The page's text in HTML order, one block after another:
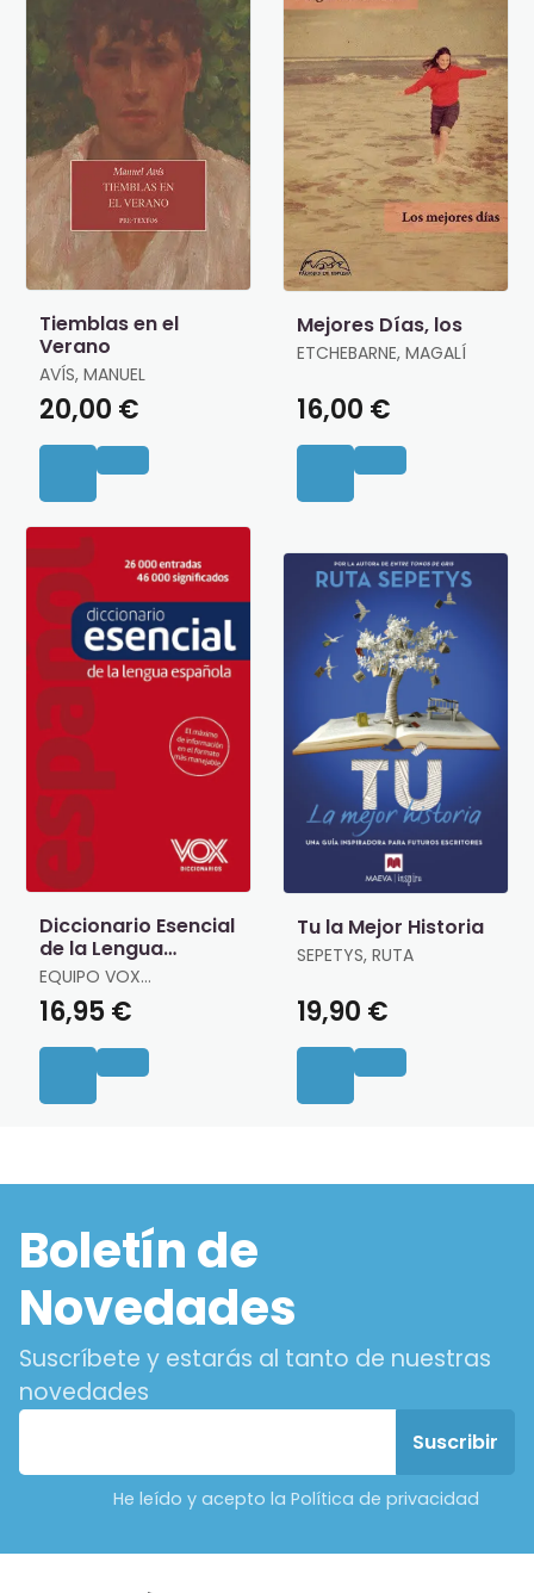
Tiemblas en el
Verano
AVÍS, MANUEL
20,00 €
Mejores Días, los
ETCHEBARNE, MAGALÍ
16,00 €
Diccionario Esencial
de la Lengua
Española
EQUIPO VOX
DICCIONARIOS
16,95 €
Tu la Mejor Historia
SEPETYS, RUTA
19,90 €
Boletín de
Novedades
Suscríbete y estarás al tanto de nuestras
novedades
He leído y acepto la Política de privacidad